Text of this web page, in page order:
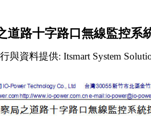
道路十字路口無線監控系
與資料提供: Itsmart System